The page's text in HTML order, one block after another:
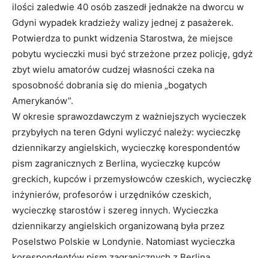
ilości zaledwie 40 osób zaszedł jednakże na dworcu w
Gdyni wypadek kradzieży walizy jednej z pasażerek.
Potwierdza to punkt widzenia Starostwa, że miejsce
pobytu wycieczki musi być strzeżone przez policję, gdyż
zbyt wielu amatorów cudzej własności czeka na
sposobność dobrania się do mienia „bogatych
Amerykanów”.
W okresie sprawozdawczym z ważniejszych wycieczek
przybyłych na teren Gdyni wyliczyć należy: wycieczkę
dziennikarzy angielskich, wycieczkę korespondentów
pism zagranicznych z Berlina, wycieczkę kupców
greckich, kupców i przemysłowców czeskich, wycieczkę
inżynierów, profesorów i urzędników czeskich,
wycieczkę starostów i szereg innych. Wycieczka
dziennikarzy angielskich organizowaną była przez
Poselstwo Polskie w Londynie. Natomiast wycieczka